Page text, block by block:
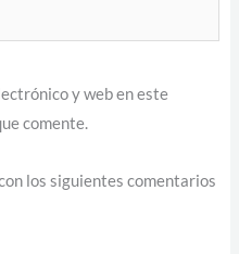
y web en este
comente.
los siguientes comentarios